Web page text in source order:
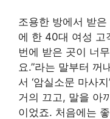
조용한 방에서 받
에 한 40대 여성 고
번에 받은 곳이 너
요.”라는 말부터 꺼
서 ‘암실소문 마사
거의 끄고, 말을 아
이었죠. 처음에는